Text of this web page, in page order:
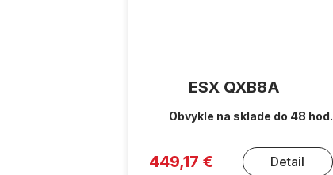
ESX QXB8A
Obvykle na sklade do 48 hod.
449,17 € Detail